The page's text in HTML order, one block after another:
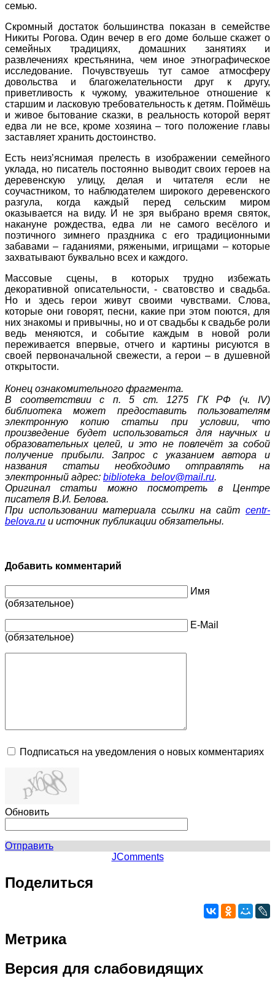
семью.
Скромный достаток большинства показан в семействе
Никиты Рогова. Один вечер в его доме больше скажет о
семейных традициях, домашних занятиях и
развлечениях крестьянина, чем иное этнографическое
исследование. Почувствуешь тут самое атмосферу
довольства и благожелательности друг к другу,
приветливость к чужому, уважительное отношение к
старшим и ласковую требовательность к детям. Поймёшь
и живое бытование сказки, в реальность которой верят
едва ли не все, кроме хозяина – того положение главы
заставляет хранить достоинство.
Есть неиз’яснимая прелесть в изображении семейного
уклада, но писатель постоянно выводит своих героев на
деревенскую улицу, делая и читателя если не
соучастником, то наблюдателем широкого деревенского
разгула, когда каждый перед сельским миром
оказывается на виду. И не зря выбрано время святок,
накануне рождества, едва ли не самого весёлого и
поэтичного зимнего праздника с его традиционными
забавами – гаданиями, ряжеными, игрищами – которые
захватывают буквально всех и каждого.
Массовые сцены, в которых трудно избежать
декоративной описательности, - сватовство и свадьба.
Но и здесь герои живут своими чувствами. Слова,
которые они говорят, песни, какие при этом поются, для
них знакомы и привычны, но и от свадьбы к свадьбе роли
ведь меняются, и событие каждым в новой роли
переживается впервые, отчего и картины рисуются в
своей первоначальной свежести, а герои – в душевной
открытости.
Конец ознакомительного фрагмента.
В соответствии с п. 5 ст. 1275 ГК РФ (ч. IV)
библиотека может предоставить пользователям
электронную копию статьи при условии, что
произведение будет использоваться для научных и
образовательных целей, и это не повлечёт за собой
получение прибыли. Запрос с указанием автора и
названия статьи необходимо отправлять на
электронный адрес: biblioteka_belov@mail.ru.
Оригинал статьи можно посмотреть в Центре
писателя В.И. Белова.
При использовании материала ссылки на сайт centr-
belova.ru и источник публикации обязательны.
Добавить комментарий
Имя
(обязательное)
E-Mail
(обязательное)
Подписаться на уведомления о новых комментариях
Обновить
Отправить
JComments
Поделиться
Метрика
Версия для слабовидящих